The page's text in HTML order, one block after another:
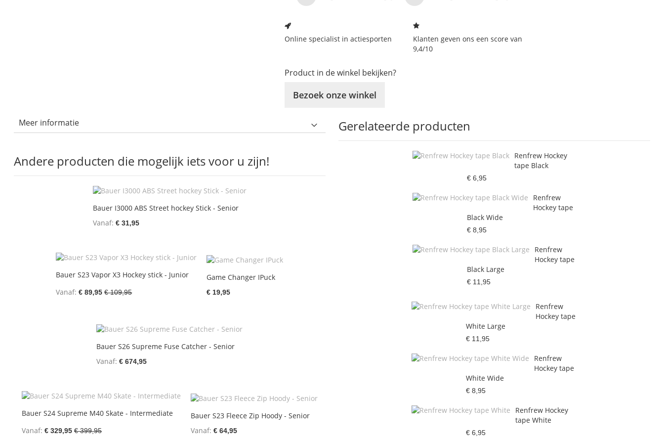
Online specialist in actiesporten
Klanten geven ons een score van
9,4/10
Product in de winkel bekijken?
Bezoek onze winkel
Meer informatie
Andere producten die mogelijk iets voor u zijn!
Bauer I3000 ABS Street hockey Stick - Senior
Vanaf € 31,95
Bauer S23 Vapor X3 Hockey stick - Junior
Vanaf € 89,95 € 109,95
Game Changer IPuck
€ 19,95
Bauer S26 Supreme Fuse Catcher - Senior
Vanaf € 674,95
Bauer S24 Supreme M40 Skate - Intermediate
Vanaf € 329,95 € 399,95
Bauer S23 Fleece Zip Hoody - Senior
Vanaf € 64,95
Gerelateerde producten
Renfrew Hockey
tape Black
€ 6,95
Renfrew
Hockey tape
Black Wide
€ 8,95
Renfrew
Hockey tape
Black Large
€ 11,95
Renfrew
Hockey tape
White Large
€ 11,95
Renfrew
Hockey tape
White Wide
€ 8,95
Renfrew Hockey
tape White
€ 6,95